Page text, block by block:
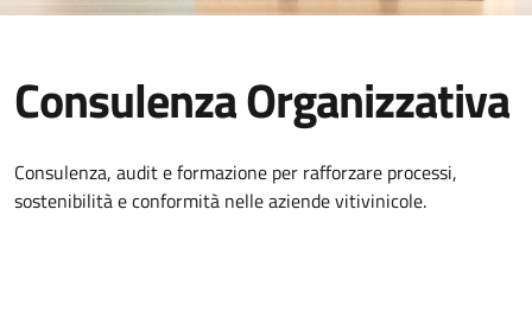
Consulenza Organizzativa
Consulenza, audit e formazione per rafforzare processi,
sostenibilità e conformità nelle aziende vitivinicole.